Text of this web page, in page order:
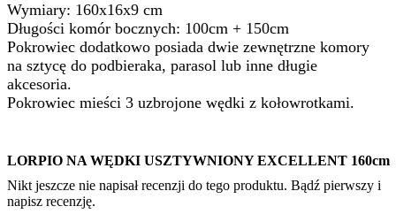
Wymiary: 160x16x9 cm
Długości komór bocznych: 100cm + 150cm
Pokrowiec dodatkowo posiada dwie zewnętrzne komory
na sztycę do podbieraka, parasol lub inne długie
akcesoria.
Pokrowiec mieści 3 uzbrojone wędki z kołowrotkami.
LORPIO NA WĘDKI USZTYWNIONY EXCELLENT 160cm
Nikt jeszcze nie napisał recenzji do tego produktu. Bądź pierwszy i
napisz recenzję.